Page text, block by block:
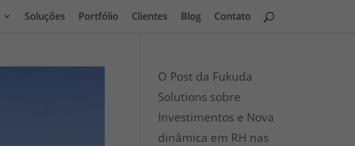
Soluções Portfólio Clientes Blog Contato
O Post da Fukuda
Solutions sobre
Investimentos e Nova
dinâmica em RH nas